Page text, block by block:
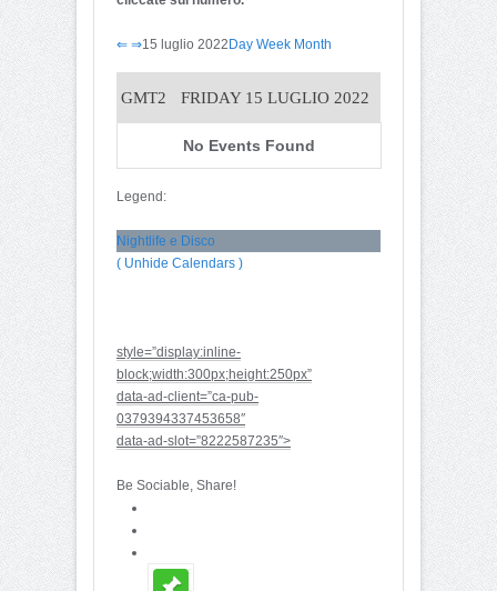
⇐ ⇒15 luglio 2022Day Week Month
GMT2 FRIDAY 15 LUGLIO 2022
No Events Found
Legend:
Nightlife e Disco
( Unhide Calendars )
style=”display:inline-
block;width:300px;height:250px”
data-ad-client=”ca-pub-
0379394337453658″
data-ad-slot=”8222587235″>
Be Sociable, Share!